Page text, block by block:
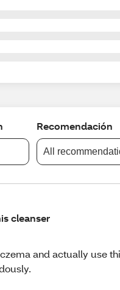
reviews
reviews
reviews
Recomendación
All
cleanser
and actually use